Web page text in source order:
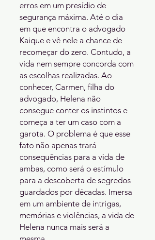
erros em um presídio de
segurança máxima. Até o dia
em que encontra o advogado
Kaique e vê nele a chance de
recomeçar do zero. Contudo, a
vida nem sempre concorda com
as escolhas realizadas. Ao
conhecer, Carmen, filha do
advogado, Helena não
consegue conter os instintos e
começa a ter um caso com a
garota. O problema é que esse
fato não apenas trará
consequências para a vida de
ambas, como será o estímulo
para a descoberta de segredos
guardados por décadas. Imersa
em um ambiente de intrigas,
memórias e violências, a vida de
Helena nunca mais será a